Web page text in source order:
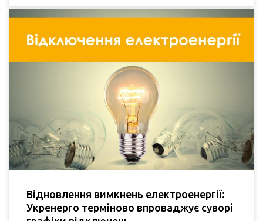
Відновлення вимкнень електроенергії:
Укренерго терміново впроваджує суворі